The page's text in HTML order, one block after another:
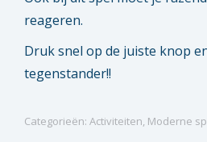
reageren.
Druk snel op de juiste knop
tegenstander!!
Categorieën: Activiteiten, Moderne